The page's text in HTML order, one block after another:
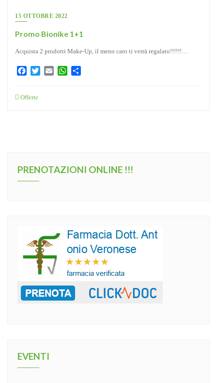
15 OTTOBRE 2022
Promo Bionike 1+1
Acquista 2 prodotti Make-Up, il meno caro ti verrà regalato!!!!!!…
FacebookTwitterEmail WhatsApp
Offerte
PRENOTAZIONI ONLINE !!!
EVENTI